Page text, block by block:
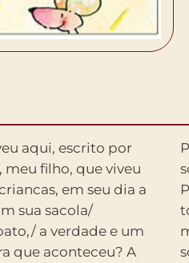
aqui, escrito por
meu filho, que viveu
em seu dia a
sua sacola/
a verdade e um
que aconteceu? A
mais ela falava
aumentava. E
solta e tenta/ o resto
jato de aviao,/
lago no chao. Rimas
de palavras, ritmo e